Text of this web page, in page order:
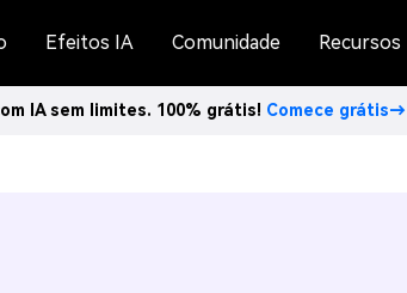
Efeitos IA Comunidade Recursos
IA sem limites. 100% grátis! Comece grátis→